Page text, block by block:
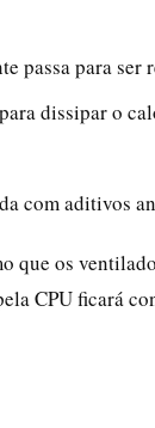
passa para ser
dissipar o
com aditivos
que os
CPU ficará